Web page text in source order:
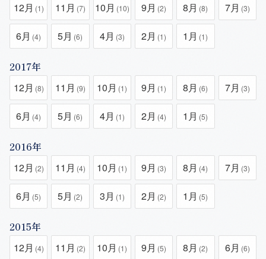
12月 (1) 11月 (7) 10月 (10) 9月 (2) 8月 (8) 7月 (3)
6月 (4) 5月 (6) 4月 (3) 2月 (1) 1月 (1)
2017年
12月 (8) 11月 (9) 10月 (1) 9月 (1) 8月 (6) 7月 (3)
6月 (4) 5月 (6) 4月 (1) 2月 (4) 1月 (5)
2016年
12月 (2) 11月 (4) 10月 (1) 9月 (3) 8月 (4) 7月 (3)
6月 (5) 5月 (2) 3月 (1) 2月 (2) 1月 (5)
2015年
12月 (4) 11月 (2) 10月 (1) 9月 (5) 8月 (2) 6月 (6)